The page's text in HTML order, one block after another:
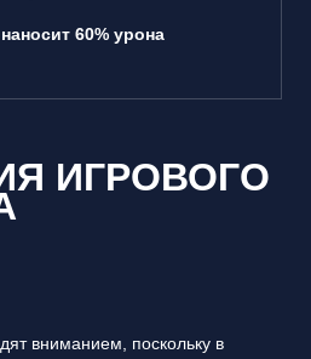
60% урона
ИГРОВОГО
вниманием, поскольку в